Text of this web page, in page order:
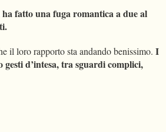
ha fatto una fuga romantica a due al
il loro rapporto sta andando benissimo. I
d’intesa, tra sguardi complici,